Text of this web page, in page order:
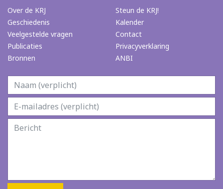
Over de KRJ
Geschiedenis
Veelgestelde vragen
Publicaties
Bronnen
Steun de KRJ!
Kalender
Contact
Privacyverklaring
ANBI